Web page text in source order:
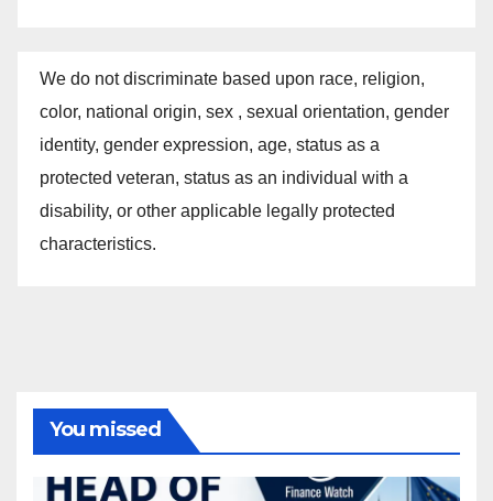
We do not discriminate based upon race, religion,
color, national origin, sex , sexual orientation, gender
identity, gender expression, age, status as a
protected veteran, status as an individual with a
disability, or other applicable legally protected
characteristics.
You missed